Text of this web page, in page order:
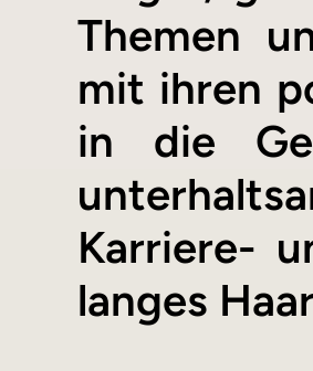
Themen
mit ihren
in die
Karriere-
langes